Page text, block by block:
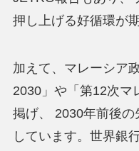
押し上げる好循環が
加えて、マレーシア
2030」や「第12次マ
掲げ、 2030年前後
しています。世界銀